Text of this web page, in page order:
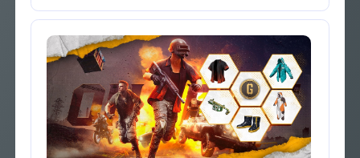
угрозой с воздуха.